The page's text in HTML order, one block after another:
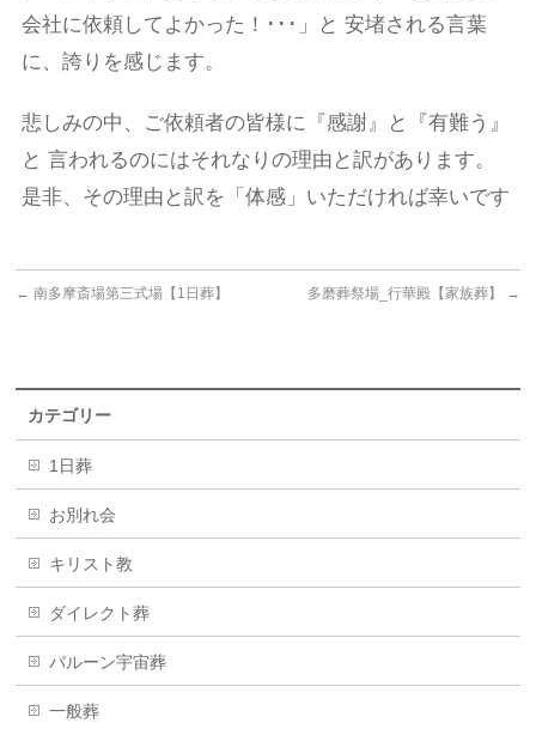
会社に依頼してよかった！･･･」と 安堵される言葉
に、誇りを感じます。
悲しみの中、ご依頼者の皆様に『感謝』と『有難う』
と 言われるのにはそれなりの理由と訳があります。
是非、その理由と訳を「体感」いただければ幸いです
← 南多摩斎場第三式場【1日葬】 多磨葬祭場_行華殿【家族葬】 →
カテゴリー
1日葬
お別れ会
キリスト教
ダイレクト葬
バルーン宇宙葬
一般葬